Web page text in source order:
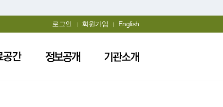
로그인 회원가입 English